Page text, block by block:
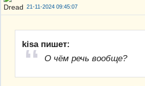
21-11-2024 09:45:07
kisa пишет:
О чём речь вообще?